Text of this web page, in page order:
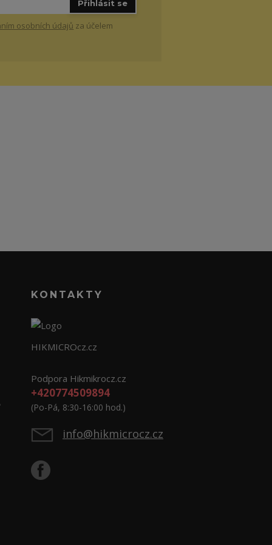
Přihlásit se
osobních údajů za účelem
KONTAKTY
HIKMICROcz.cz
Podpora Hikmikrocz.cz
+420774509894
(Po-Pá, 8:30-16:00 hod.)
info@hikmicrocz.cz